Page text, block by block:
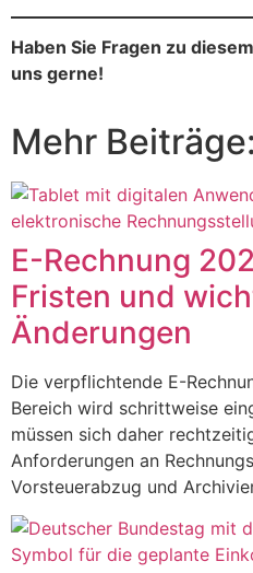
Haben Sie Fragen zu
uns gerne!
Mehr Beiträge:
E-Rechnung
Fristen und
Änderungen
Die verpflichtende E-
Bereich wird schrittweise
müssen sich daher
Anforderungen an
Vorsteuerabzug und